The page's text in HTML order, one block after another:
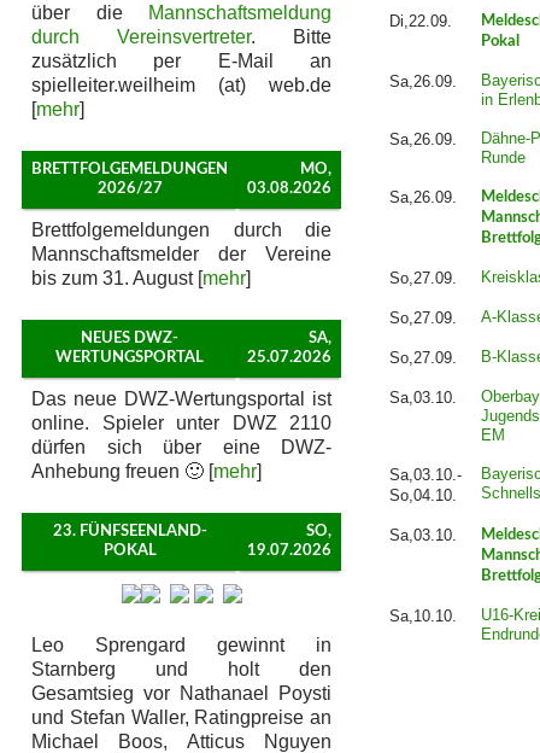
über die
Mannschaftsmeldung
durch Vereinsvertreter. Bitte
zusätzlich per E-Mail an
spielleiter.weilheim (at) web.de
[mehr]
BRETTFOLGEMELDUNGEN
2026/27
MO,
03.08.2026
Brettfolgemeldungen durch die
Mannschaftsmelder der Vereine
bis zum 31. August [mehr]
NEUES DWZ-
WERTUNGSPORTAL
SA,
25.07.2026
Das neue DWZ-Wertungsportal ist
online. Spieler unter DWZ 2110
dürfen sich über eine DWZ-
Anhebung freuen 🙂 [mehr]
23. FÜNFSEENLAND-
POKAL
SO,
19.07.2026
Leo Sprengard gewinnt in
Starnberg und holt den
Gesamtsieg vor Nathanael Poysti
und Stefan Waller, Ratingpreise an
Michael Boos, Atticus Nguyen
Di,22.09.
Pokal
Sa,26.09.
in
Sa,26.09.
Dähne-
Runde
Sa,26.09.
So,27.09.
So,27.09. A-
So,27.09. B-
Sa,03.10.
EM
Sa,03.10.-
So,04.10.
Sa,03.10.
Sa,10.10.
U16-